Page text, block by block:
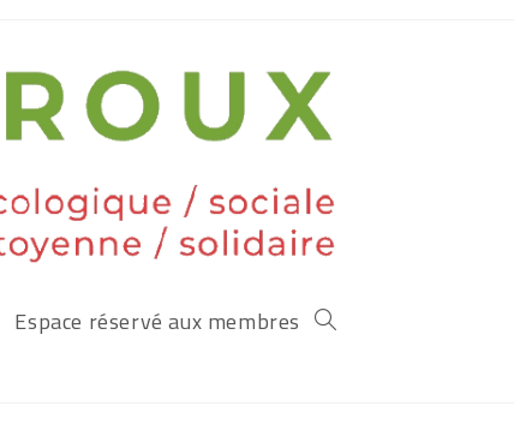
Espace réservé aux membres